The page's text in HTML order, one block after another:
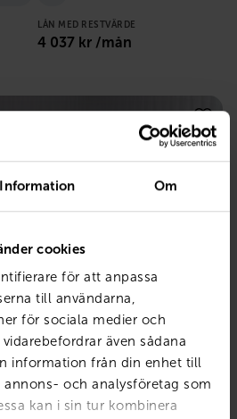
Information Om
cookies
för att anpassa
till användarna,
för sociala medier och
även sådana
information från din enhet till
och analysföretag som
kan i sin tur kombinera
LÅN MED RESTVÄRDE
4 037 kr /mån
2020 11879 mil Bensin